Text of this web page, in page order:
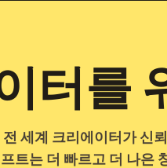
터를
세계 크리에이터가 신
프트는 더 빠르고 더 나은